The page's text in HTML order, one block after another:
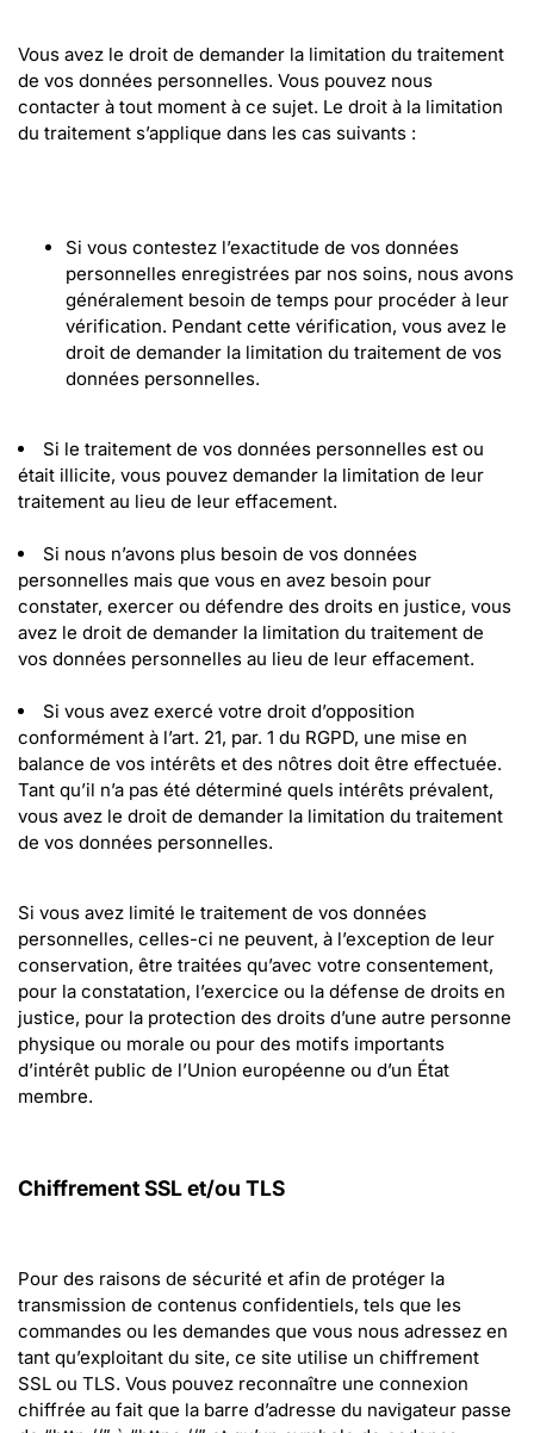
Vous avez le droit de demander la limitation du traitement
de vos données personnelles. Vous pouvez nous
contacter à tout moment à ce sujet. Le droit à la limitation
du traitement s’applique dans les cas suivants :
Si vous contestez l’exactitude de vos données
personnelles enregistrées par nos soins, nous avons
généralement besoin de temps pour procéder à leur
vérification. Pendant cette vérification, vous avez le
droit de demander la limitation du traitement de vos
données personnelles.
Si le traitement de vos données personnelles est ou
était illicite, vous pouvez demander la limitation de leur
traitement au lieu de leur effacement.
Si nous n’avons plus besoin de vos données
personnelles mais que vous en avez besoin pour
constater, exercer ou défendre des droits en justice, vous
avez le droit de demander la limitation du traitement de
vos données personnelles au lieu de leur effacement.
Si vous avez exercé votre droit d’opposition
conformément à l’art. 21, par. 1 du RGPD, une mise en
balance de vos intérêts et des nôtres doit être effectuée.
Tant qu’il n’a pas été déterminé quels intérêts prévalent,
vous avez le droit de demander la limitation du traitement
de vos données personnelles.
Si vous avez limité le traitement de vos données
personnelles, celles-ci ne peuvent, à l’exception de leur
conservation, être traitées qu’avec votre consentement,
pour la constatation, l’exercice ou la défense de droits en
justice, pour la protection des droits d’une autre personne
physique ou morale ou pour des motifs importants
d’intérêt public de l’Union européenne ou d’un État
membre.
Chiffrement SSL et/ou TLS
Pour des raisons de sécurité et afin de protéger la
transmission de contenus confidentiels, tels que les
commandes ou les demandes que vous nous adressez en
tant qu’exploitant du site, ce site utilise un chiffrement
SSL ou TLS. Vous pouvez reconnaître une connexion
chiffrée au fait que la barre d’adresse du navigateur passe